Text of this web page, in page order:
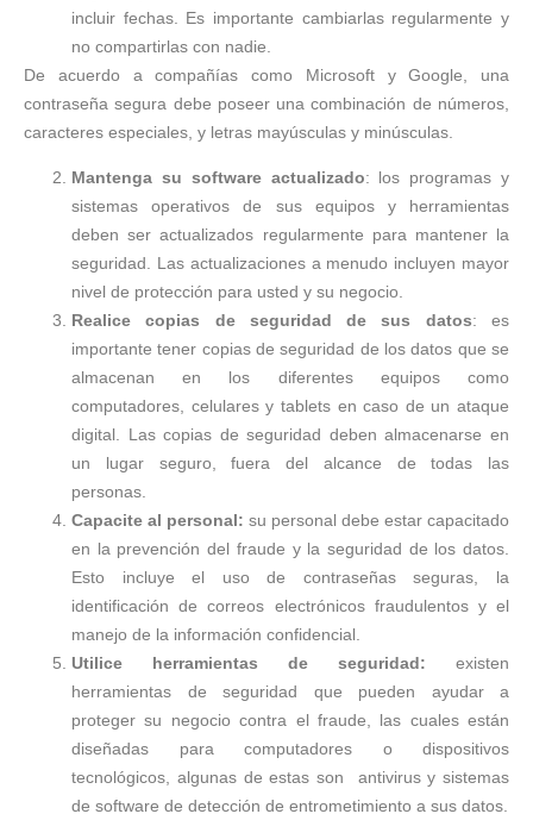
incluir fechas. Es importante cambiarlas regularmente y
no compartirlas con nadie.
De acuerdo a compañías como Microsoft y Google, una
contraseña segura debe poseer una combinación de números,
caracteres especiales, y letras mayúsculas y minúsculas.
Mantenga su software actualizado: los programas y
sistemas operativos de sus equipos y herramientas
deben ser actualizados regularmente para mantener la
seguridad. Las actualizaciones a menudo incluyen mayor
nivel de protección para usted y su negocio.
Realice copias de seguridad de sus datos: es
importante tener copias de seguridad de los datos que se
almacenan en los diferentes equipos como
computadores, celulares y tablets en caso de un ataque
digital. Las copias de seguridad deben almacenarse en
un lugar seguro, fuera del alcance de todas las
personas.
Capacite al personal: su personal debe estar capacitado
en la prevención del fraude y la seguridad de los datos.
Esto incluye el uso de contraseñas seguras, la
identificación de correos electrónicos fraudulentos y el
manejo de la información confidencial.
Utilice herramientas de seguridad: existen
herramientas de seguridad que pueden ayudar a
proteger su negocio contra el fraude, las cuales están
diseñadas para computadores o dispositivos
tecnológicos, algunas de estas son antivirus y sistemas
de software de detección de entrometimiento a sus datos.